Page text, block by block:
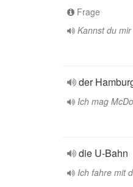
Frage
Kannst du
der
Ich mag
die U-Bahn
Ich fahre mit